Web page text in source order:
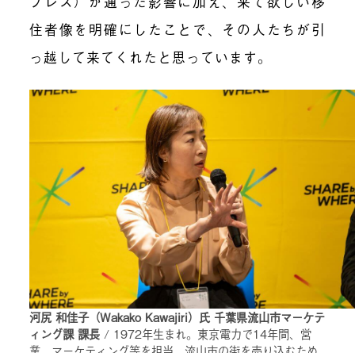
住者像を明確にしたことで、その人たちが引
っ越して来てくれたと思っています。
河尻 和佳子（Wakako Kawajiri）氏 千葉県流山市マーケテ
ィング課 課長 / 1972年生まれ。東京電力で14年間、営